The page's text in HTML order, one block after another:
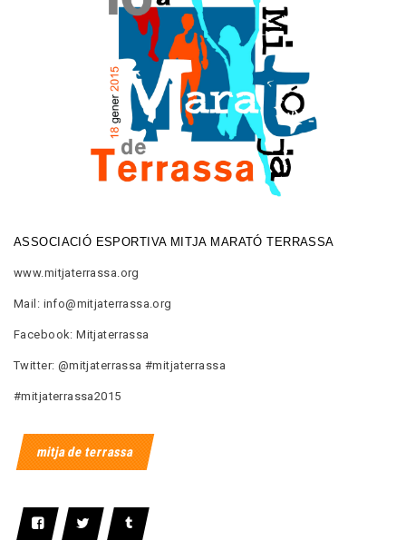
ASSOCIACIÓ ESPORTIVA MITJA MARATÓ TERRASSA
www.mitjaterrassa.org
Mail: info@mitjaterrassa.org
Facebook: Mitjaterrassa
Twitter: @mitjaterrassa #mitjaterrassa
#mitjaterrassa2015
mitja de terrassa